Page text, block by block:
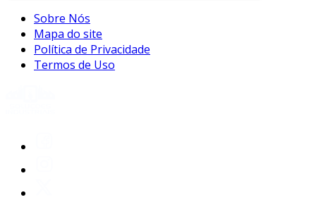
Sobre Nós
Mapa do site
Política de Privacidade
Termos de Uso